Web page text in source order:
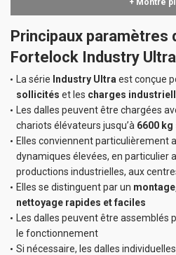
Ultra 510,5 × 100
mm
7.49
Colle pour latte
de support 290
ml
+ Montre
Principaux paramètres
Fortelock Industry
La série Industry Ultra est conçue
sollicités et les charges
Les dalles peuvent être chargées
chariots élévateurs jusqu’à 6600
Elles conviennent particulièrement
dynamiques élevées, en particulier
productions industrielles, aux
Elles se distinguent par un
nettoyage rapides et faciles
Les dalles peuvent être assemblés
le fonctionnement
Si nécessaire, les dalles